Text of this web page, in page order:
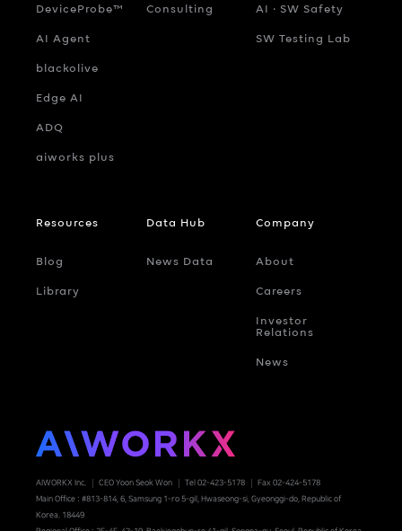
AIWORKX Inc. CEO Yoon Seok Won Tel 02-423-5178
Fax 02-424-5178
Main Office : #813-814, 6, Samsung 1-ro 5-gil, Hwaseong-si, Gyeonggi-do, Republic of
Korea. 18449
DeviceProbe™
AI Agent
blackolive
Edge AI
ADQ
aiworks plus
Consulting AI ‧ SW Safety
SW Testing Lab
Resources
Blog
Library
Data Hub
News Data
Company
About
Careers
Investor
Relations
News